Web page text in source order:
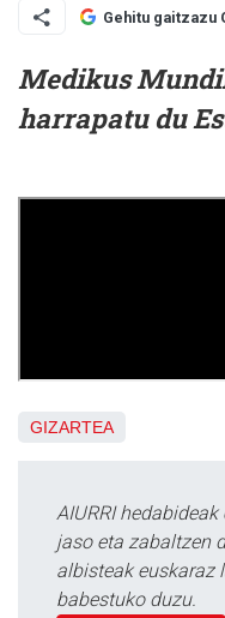
Gehitu gaitzazu
Medikus
harrapatu du
GIZARTEA
AIURRI
jaso eta zabaltzen
albisteak euskaraz
babestuko duzu.